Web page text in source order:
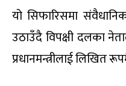
यो सिफारिसमा संवैधानिक
उठाउँदै विपक्षी दलका
प्रधानमन्त्रीलाई लिखित